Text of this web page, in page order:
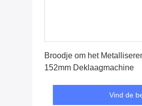
Broodje om het
152mm Deklaagmachine
Vind de